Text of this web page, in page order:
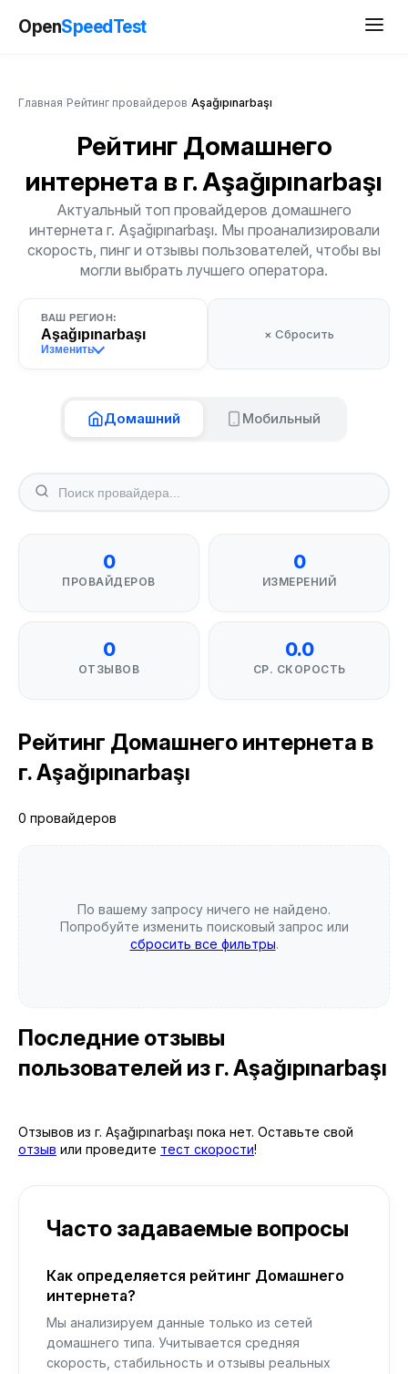
OpenSpeedTest
Главная Рейтинг провайдеров Aşağıpınarbaşı
Рейтинг Домашнего
интернета в г. Aşağıpınarbaşı
Актуальный топ провайдеров домашнего
интернета г. Aşağıpınarbaşı. Мы проанализировали
скорость, пинг и отзывы пользователей, чтобы вы
могли выбрать лучшего оператора.
ВАШ РЕГИОН:
Aşağıpınarbaşı
Изменить
× Сбросить
Домашний Мобильный
0
ПРОВАЙДЕРОВ
0
ИЗМЕРЕНИЙ
0
ОТЗЫВОВ
0.0
СР. СКОРОСТЬ
Рейтинг Домашнего интернета в
г. Aşağıpınarbaşı
0 провайдеров
По вашему запросу ничего не найдено.
Попробуйте изменить поисковый запрос или
сбросить все фильтры.
Последние отзывы
пользователей из г. Aşağıpınarbaşı
Отзывов из г. Aşağıpınarbaşı пока нет. Оставьте свой
отзыв или проведите тест скорости!
Часто задаваемые вопросы
Как определяется рейтинг Домашнего
интернета?
Мы анализируем данные только из сетей
домашнего типа. Учитывается средняя
скорость, стабильность и отзывы реальных